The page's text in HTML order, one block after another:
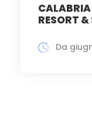
CALABRIA
RESORT
Da